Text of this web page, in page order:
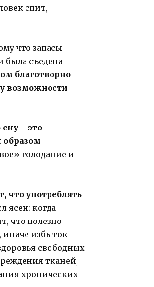
спит,
что запасы
была съедена
благотворно
возможности
– это
образом
голодание и
что употреблять
ясен: когда
что полезно
иначе избыток
свободных
тканей,
хронических